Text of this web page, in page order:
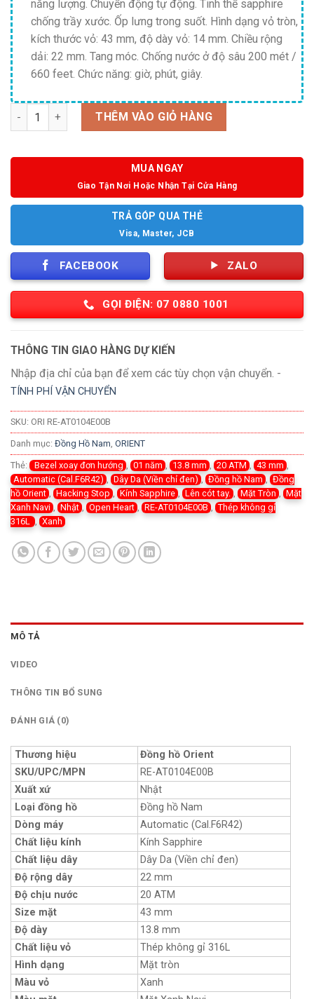
năng lượng. Chuyển động tự động. Tinh thể sapphire
chống trầy xước. Ốp lưng trong suốt. Hình dạng vỏ tròn,
kích thước vỏ: 43 mm, độ dày vỏ: 14 mm. Chiều rộng
dải: 22 mm. Tang móc. Chống nước ở độ sâu 200 mét /
660 feet. Chức năng: giờ, phút, giây.
Số lượng THÊM VÀO GIỎ HÀNG
MUA NGAY
Giao Tận Nơi Hoặc Nhận Tại Cửa Hàng
TRẢ GÓP QUA THẺ
Visa, Master, JCB
FACEBOOK ZALO
GỌI ĐIỆN: 07 0880 1001
THÔNG TIN GIAO HÀNG DỰ KIẾN
Nhập địa chỉ của bạn để xem các tùy chọn vận chuyển. -
TÍNH PHÍ VẬN CHUYỂN
SKU: ORI RE-AT0104E00B
Danh mục: Đồng Hồ Nam ORIENT
Thẻ: Bezel xoay đơn hướng 01 năm 13.8 mm 20 ATM 43 mm
Automatic (Cal.F6R42)
Dây Da (Viền chỉ đen) Đồng hồ Nam
Đồng
hồ Orient
Hacking Stop Kính Sapphire Lên cót tay. Mặt Tròn
Mặt
Xanh Navi
Nhật Open Heart RE-AT0104E00B
Thép không gỉ
316L
Xanh
MÔ TẢ
VIDEO
THÔNG TIN BỔ SUNG
ĐÁNH GIÁ (0)
Thương hiệu
Đồng hồ Orient
SKU/UPC/MPN
RE-AT0104E00B
Xuất xứ
Nhật
Loại đồng hồ
Đồng hồ Nam
Dòng máy
Automatic (Cal.F6R42)
Chất liệu kính
Kính Sapphire
Chất liệu dây
Dây Da (Viền chỉ đen)
Độ rộng dây
22 mm
Độ chịu nước
20 ATM
Size mặt
43 mm
Độ dày
13.8 mm
Chất liệu vỏ
Thép không gỉ 316L
Hình dạng
Mặt tròn
Màu vỏ
Xanh